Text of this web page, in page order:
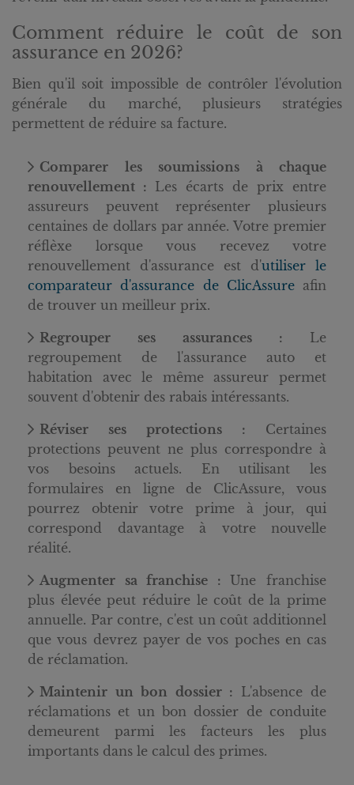
Comment réduire le coût de son
assurance en 2026?
Bien qu'il soit impossible de contrôler l'évolution
générale du marché, plusieurs stratégies
permettent de réduire sa facture.
Comparer les soumissions à chaque
renouvellement : Les écarts de prix entre
assureurs peuvent représenter plusieurs
centaines de dollars par année. Votre premier
réflèxe lorsque vous recevez votre
renouvellement d'assurance est d'utiliser le
comparateur d'assurance de ClicAssureafin
de trouver un meilleur prix.
Regrouper ses assurances : Le
regroupement de l'assurance auto et
habitation avec le même assureur permet
souvent d'obtenir des rabais intéressants.
Réviser ses protections : Certaines
protections peuvent ne plus correspondre à
vos besoins actuels. En utilisant les
formulaires en ligne de ClicAssure, vous
pourrez obtenir votre prime à jour, qui
correspond davantage à votre nouvelle
réalité.
Augmenter sa franchise :Une franchise
plus élevée peut réduire le coût de la prime
annuelle. Par contre, c'est un coût additionnel
que vous devrez payer de vos poches en cas
de réclamation.
Maintenir un bon dossier : L'absence de
réclamations et un bon dossier de conduite
demeurent parmi les facteurs les plus
importants dans le calcul des primes.